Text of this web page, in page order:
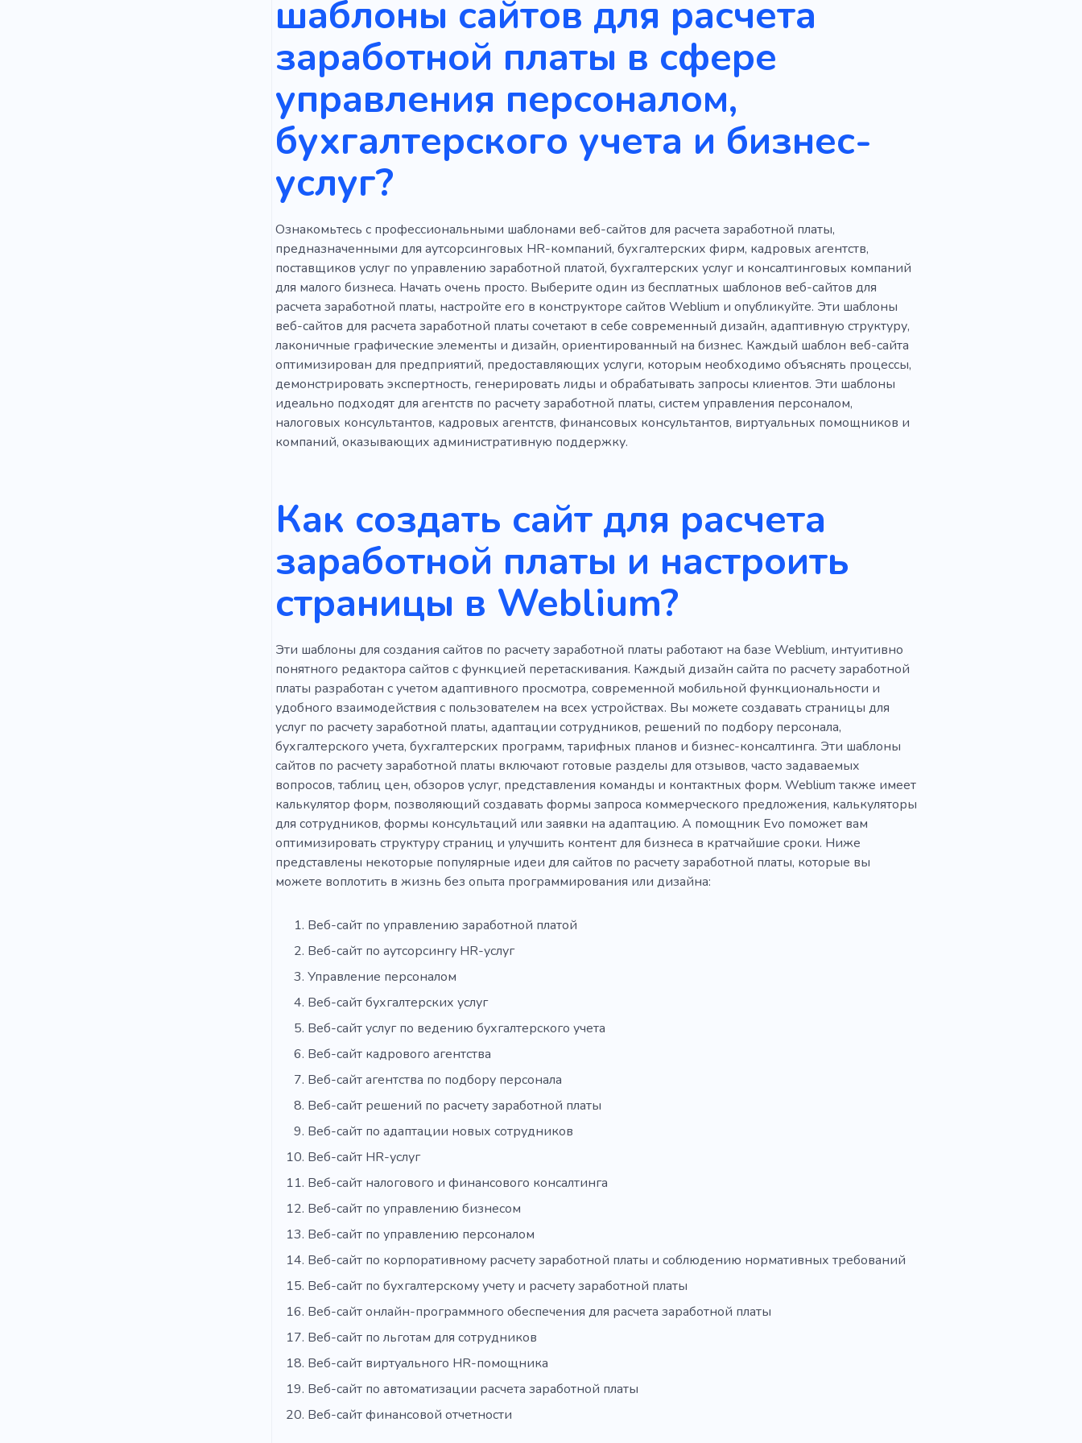
Figma
Радио Сто Главная роль Платеж Практический
Оборудование
Профессиональные услуги
Ранг Статус
Дело
Экспертиза
Инструкции
Старье Вычитка Быстрый Запись Стол
Доступный
Банк Каталог Обсуждение Редактор Оффлайн
Личный
Поставщик
Специалист
шаблоны сайтов для расчета
заработной платы в сфере
управления персоналом,
бухгалтерского учета и бизнес-
услуг?
Ознакомьтесь с профессиональными шаблонами веб-сайтов для расчета заработной платы,
предназначенными для аутсорсинговых HR-компаний, бухгалтерских фирм, кадровых агентств,
поставщиков услуг по управлению заработной платой, бухгалтерских услуг и консалтинговых компаний
для малого бизнеса. Начать очень просто. Выберите один из бесплатных шаблонов веб-сайтов для
расчета заработной платы, настройте его в конструкторе сайтов Weblium и опубликуйте. Эти шаблоны
веб-сайтов для расчета заработной платы сочетают в себе современный дизайн, адаптивную структуру,
лаконичные графические элементы и дизайн, ориентированный на бизнес. Каждый шаблон веб-сайта
оптимизирован для предприятий, предоставляющих услуги, которым необходимо объяснять процессы,
демонстрировать экспертность, генерировать лиды и обрабатывать запросы клиентов. Эти шаблоны
идеально подходят для агентств по расчету заработной платы, систем управления персоналом,
налоговых консультантов, кадровых агентств, финансовых консультантов, виртуальных помощников и
компаний, оказывающих административную поддержку.
Как создать сайт для расчета
заработной платы и настроить
страницы в Weblium?
Эти шаблоны для создания сайтов по расчету заработной платы работают на базе Weblium, интуитивно
понятного редактора сайтов с функцией перетаскивания. Каждый дизайн сайта по расчету заработной
платы разработан с учетом адаптивного просмотра, современной мобильной функциональности и
удобного взаимодействия с пользователем на всех устройствах. Вы можете создавать страницы для
услуг по расчету заработной платы, адаптации сотрудников, решений по подбору персонала,
бухгалтерского учета, бухгалтерских программ, тарифных планов и бизнес-консалтинга. Эти шаблоны
сайтов по расчету заработной платы включают готовые разделы для отзывов, часто задаваемых
вопросов, таблиц цен, обзоров услуг, представления команды и контактных форм. Weblium также имеет
калькулятор форм, позволяющий создавать формы запроса коммерческого предложения, калькуляторы
для сотрудников, формы консультаций или заявки на адаптацию. А помощник Evo поможет вам
оптимизировать структуру страниц и улучшить контент для бизнеса в кратчайшие сроки. Ниже
представлены некоторые популярные идеи для сайтов по расчету заработной платы, которые вы
можете воплотить в жизнь без опыта программирования или дизайна:
Веб-сайт по управлению заработной платой
Веб-сайт по аутсорсингу HR-услуг
Управление персоналом
Веб-сайт бухгалтерских услуг
Веб-сайт услуг по ведению бухгалтерского учета
Веб-сайт кадрового агентства
Веб-сайт агентства по подбору персонала
Веб-сайт решений по расчету заработной платы
Веб-сайт по адаптации новых сотрудников
Веб-сайт HR-услуг
Веб-сайт налогового и финансового консалтинга
Веб-сайт по управлению бизнесом
Веб-сайт по управлению персоналом
Веб-сайт по корпоративному расчету заработной платы и соблюдению нормативных требований
Веб-сайт по бухгалтерскому учету и расчету заработной платы
Веб-сайт онлайн-программного обеспечения для расчета заработной платы
Веб-сайт по льготам для сотрудников
Веб-сайт виртуального HR-помощника
Веб-сайт по автоматизации расчета заработной платы
Веб-сайт финансовой отчетности